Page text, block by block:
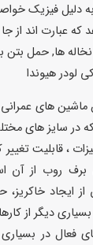
به دلیل فیزیک
که عبارت اند از
ها, حمل بتن
لودر هیوندا
ماشین های
در سایز های
، قابلیت تغییر
روب از آن
ایجاد خاکریز،
دیگر از کارها
فعال در